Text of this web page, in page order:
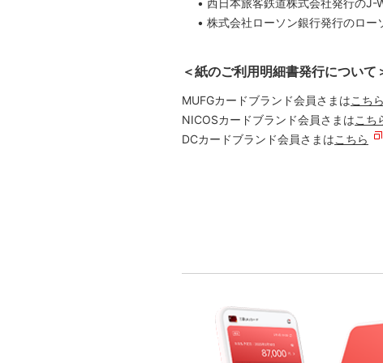
西日本旅客鉄道株式会社発行のJ-
株式会社ローソン銀行発行のロ
＜紙のご利用明細書発行について
MUFGカードブランド会員さまはこちら
NICOSカードブランド会員さまはこち
DCカードブランド会員さまはこちら